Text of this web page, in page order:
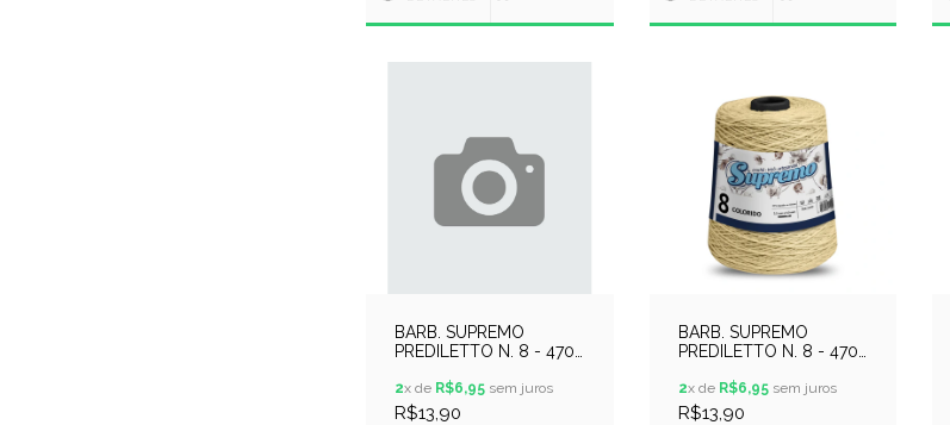
BARB. SUPREMO
PREDILETTO N. 8 - 470
MARINHO
2x de R$6,95 sem juros
R$13,90
BARB. SUPREMO
PREDILETTO N. 8 - 470
CLARO
2x de R$6,95sem juros
R$13,90